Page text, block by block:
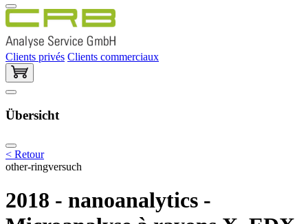
Clients privés Clients commerciaux
Übersicht
< Retour
other-ringversuch
2018 - nanoanalytics -